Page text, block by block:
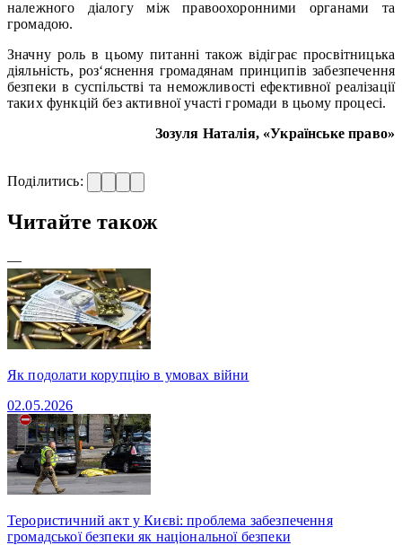
належного діалогу між правоохоронними органами та
громадою.
Значну роль в цьому питанні також відіграє просвітницька
діяльність, роз‘яснення громадянам принципів забезпечення
безпеки в суспільстві та неможливості ефективної реалізації
таких функцій без активної участі громади в цьому процесі.
Зозуля Наталія, «Українське право»
Поділитись:
Читайте також
—
Як подолати корупцію в умовах війни
02.05.2026
Терористичний акт у Києві: проблема забезпечення
громадської безпеки як національної безпеки